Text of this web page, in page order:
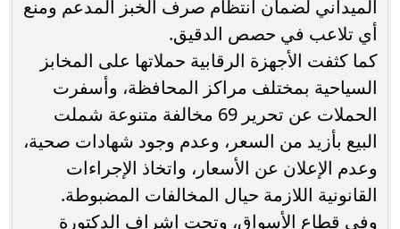
الميداني لضمان انتظام صرف الخبز المدعم ومنع
أي تلاعب في حصص الدقيق.
كما كثفت الأجهزة الرقابية حملاتها على المخابز
السياحية بمختلف مراكز المحافظة، وأسفرت
الحملات عن تحرير 69 مخالفة متنوعة شملت
البيع بأزيد من السعر، وعدم وجود شهادات صحية،
وعدم الإعلان عن الأسعار، واتخاذ الإجراءات
القانونية اللازمة حيال المخالفات المضبوطة.
وفي قطاع الأسواق، وتحت إشراف الدكتورة